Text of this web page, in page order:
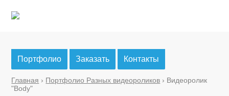
Портфолио Заказать Контакты
Главная › Портфолио Разных видеороликов › Видеоролик
"Body"